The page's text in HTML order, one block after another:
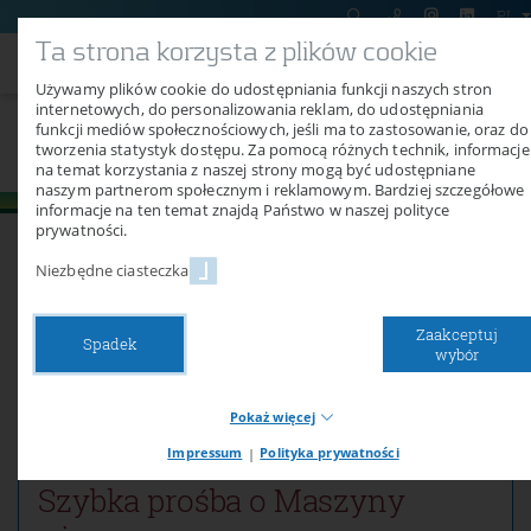
PL
Maszyny używane
Nawet rozgrzane produkty nadal działają dobrze.
Po prostu zapytaj!
Szybka prośba o Maszyny
Ta strona korzysta z plików cookie
Używamy plików cookie do udostępniania funkcji naszych stron
internetowych, do personalizowania reklam, do udostępniania
funkcji mediów społecznościowych, jeśli ma to zastosowanie, oraz do
tworzenia statystyk dostępu. Za pomocą różnych technik, informacje
na temat korzystania z naszej strony mogą być udostępniane
naszym partnerom społecznym i reklamowym. Bardziej szczegółowe
informacje na ten temat znajdą Państwo w naszej polityce
prywatności.
Niezbędne ciasteczka
Spadek
Zaakceptuj
wybór
Pokaż więcej
Niezbędne pliki cookie zapewniają podstawowe funkcje naszej
witryny. Bez tych plików cookie nie można na przykład korzystać
Impressum | Polityka prywatności